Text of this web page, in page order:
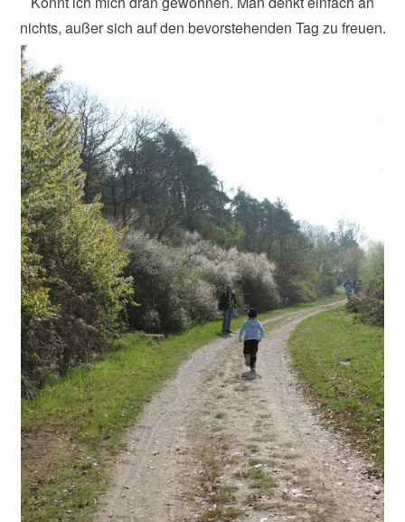
nichts, außer sich auf den bevorstehenden Tag zu freuen.